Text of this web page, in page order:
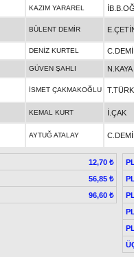
KAZIM YARAREL
BÜLENT DEMİR
DENİZ KURTEL
GÜVEN ŞAHLI N.KAYA
İSMET ÇAKMAKOĞLU
KEMAL KURT İ.ÇAK
AYTUĞ ATALAY
12,70 ₺
56,85 ₺
96,60 ₺